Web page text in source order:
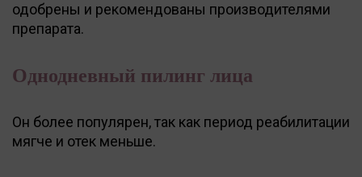
одобрены и рекомендованы производителями
препарата.
Однодневный пилинг лица
Он более популярен, так как период реабилитации
мягче и отек меньше.